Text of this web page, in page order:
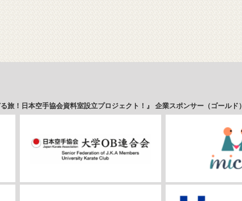
旅！日本空手協会資料室設立プロジェクト！』 企業スポンサー（ゴールド）